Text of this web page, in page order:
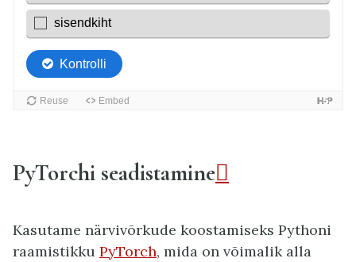
PyTorchi seadistamine
Kasutame närvivõrkude koostamiseks Pythoni
raamistikku PyTorch, mida on võimalik alla